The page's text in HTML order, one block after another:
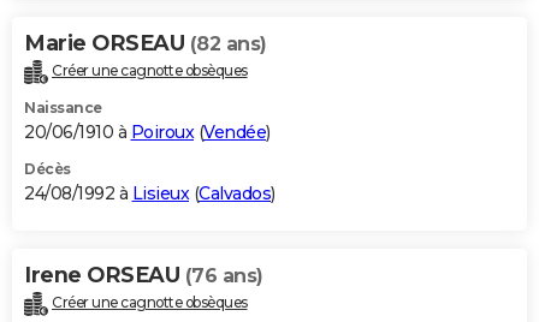
Marie ORSEAU (82 ans)
Créer une cagnotte obsèques
Naissance
20/06/1910 à Poiroux(Vendée)
Décès
24/08/1992 à Lisieux(Calvados)
Irene ORSEAU (76 ans)
Créer une cagnotte obsèques